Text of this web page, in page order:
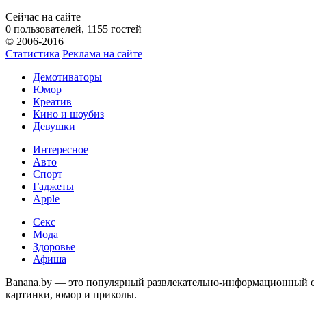
Сейчас на сайте
0 пользователей, 1155 гостей
© 2006-2016
Статистика Реклама на сайте
Демотиваторы
Юмор
Креатив
Кино и шоубиз
Девушки
Интересное
Авто
Спорт
Гаджеты
Apple
Секс
Мода
Здоровье
Афиша
Banana.by — это популярный развлекательно-информационный
картинки, юмор и приколы.